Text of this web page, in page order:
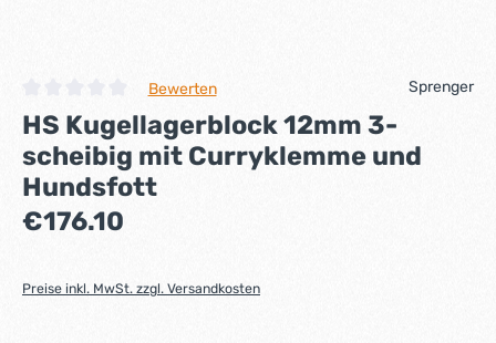
Durchschnittliche Bewertung von 0 von 5 Sternen
Bewerten Sprenger
HS Kugellagerblock 12mm 3-
scheibig mit Curryklemme und
Hundsfott
Regulärer Preis:
€176.10
Preise inkl. MwSt. zzgl. Versandkosten